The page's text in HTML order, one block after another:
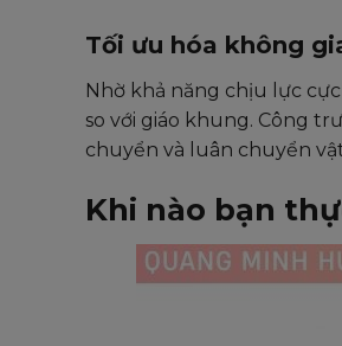
Tối ưu hóa không
Nhờ khả năng chịu lực
so với giáo khung. Công
chuyển và luân chuyển
Khi nào bạn